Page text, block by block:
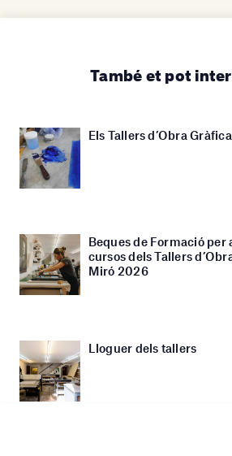
També et pot
Els Tallers d’Obra Gràfica
Beques de Formació per
cursos dels Tallers
Miró 2026
Lloguer dels tallers